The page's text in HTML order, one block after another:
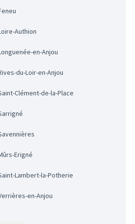
Feneu
Loire-Authion
Longuenée-en-Anjou
Rives-du-Loir-en-Anjou
Saint-Clément-de-la-Place
Sarrigné
Savennières
Mûrs-Erigné
Saint-Lambert-la-Potherie
Verrières-en-Anjou